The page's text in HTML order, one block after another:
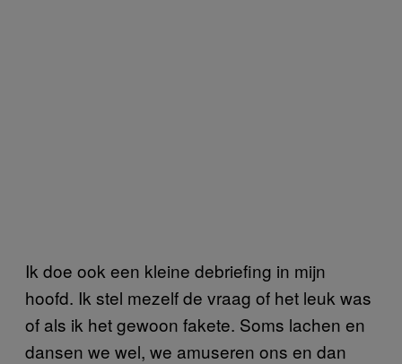
Ik doe ook een kleine debriefing in mijn
hoofd. Ik stel mezelf de vraag of het leuk was
of als ik het gewoon fakete. Soms lachen en
dansen we wel, we amuseren ons en dan